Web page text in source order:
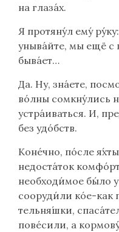
на глаза́х.
Я протяну́л ему́
уныва́йте, мы ещё
быва́ет…
Да. Ну, зна́ете,
во́лны сомкну́лись
устра́иваться. И,
без удо́бств.
Коне́чно, по́сле
недоста́ток
необходи́мое бы́ло
сооруди́ли ко́е-как
тельня́шки,
пове́сили, а